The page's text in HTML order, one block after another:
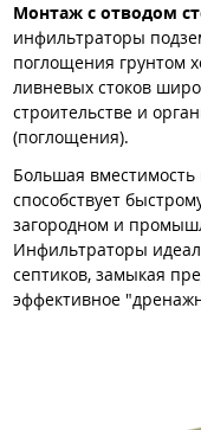
Монтаж с отводом
инфильтраторы
поглощения грунтом
ливневых стоков
строительстве и
(поглощения).
Большая
способствует
загородном и
Инфильтраторы
септиков, замыкая
эффективное